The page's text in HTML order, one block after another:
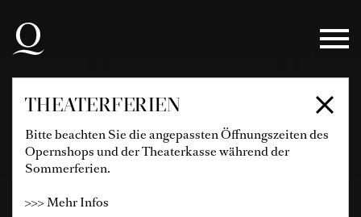
Zur Hauptnavigation springen
Zum Hauptinhalt springen
Zum Footer springen
THEATERFERIEN
Bitte beachten Sie die angepassten Öffnungszeiten des
Opernshops und der Theaterkasse während der
Sommerferien.
>>> Mehr Infos